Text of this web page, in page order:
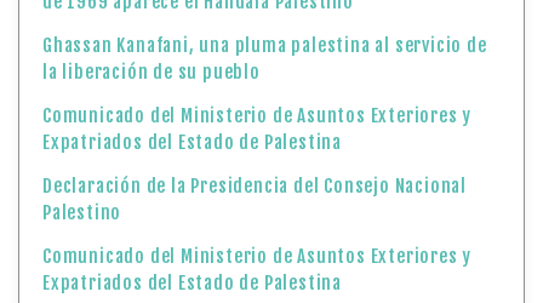
Ghassan Kanafani, una pluma palestina al servicio de
la liberación de su pueblo
Comunicado del Ministerio de Asuntos Exteriores y
Expatriados del Estado de Palestina
Declaración de la Presidencia del Consejo Nacional
Palestino
Comunicado del Ministerio de Asuntos Exteriores y
Expatriados del Estado de Palestina